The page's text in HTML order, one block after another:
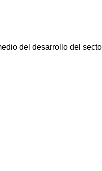
del desarrollo del